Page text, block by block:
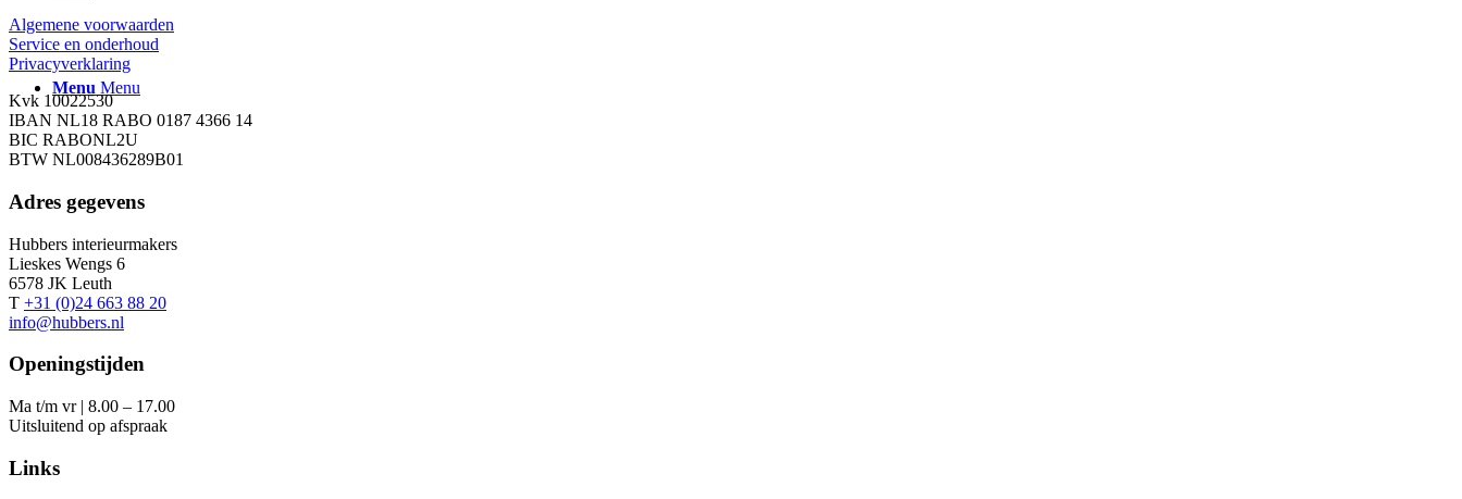
Menu Menu
Algemene voorwaarden
Service en onderhoud
Privacyverklaring
Kvk 10022530
IBAN NL18 RABO 0187 4366 14
BIC RABONL2U
BTW NL008436289B01
Adres gegevens
Hubbers interieurmakers
Lieskes Wengs 6
6578 JK Leuth
T +31 (0)24 663 88 20
info@hubbers.nl
Openingstijden
Ma t/m vr | 8.00 – 17.00
Uitsluitend op afspraak
Links